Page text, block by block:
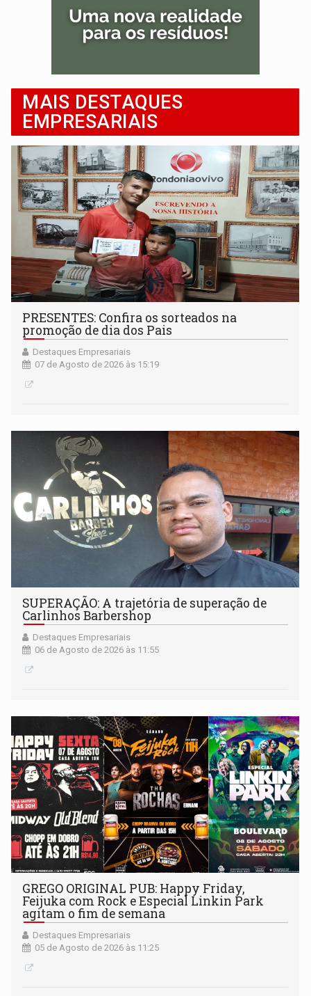
MAIS DESTAQUES
EMPRESARIAIS
PRESENTES: Confira os sorteados na
promoção de dia dos Pais
Destaques Empresariais
07 de Agosto de 2026 às 15:19
SUPERAÇÃO: A trajetória de superação de
Carlinhos Barbershop
Destaques Empresariais
06 de Agosto de 2026 às 11:55
GREGO ORIGINAL PUB: Happy Friday,
Feijuka com Rock e Especial Linkin Park
agitam o fim de semana
Destaques Empresariais
05 de Agosto de 2026 às 11:25